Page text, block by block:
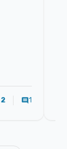
2 1